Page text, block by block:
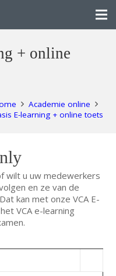
+ online
Academie online
E-learning + online toets
wilt u uw medewerkers
en ze van de
kan met onze VCA E-
VCA e-learning